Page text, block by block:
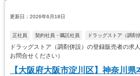
更新日：2026年6月18日
正社員 契約社員・嘱託社員 ドラッグストア（調剤
ドラッグストア（調剤併設）の登録販売者の
お問合せください）
【大阪府大阪市淀川区】神奈川